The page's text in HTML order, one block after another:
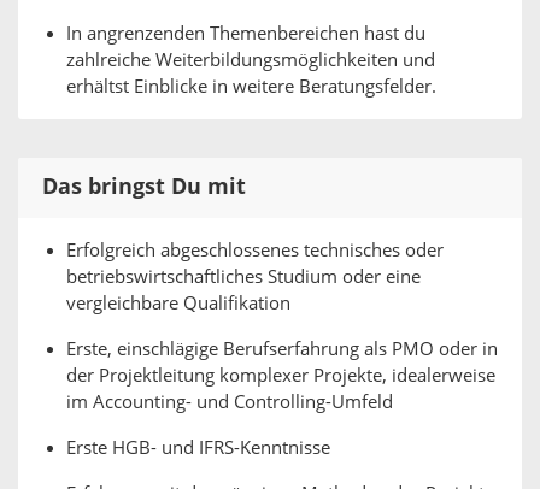
In angrenzenden Themenbereichen hast du
zahlreiche Weiterbildungsmöglichkeiten und
erhältst Einblicke in weitere Beratungsfelder.
Das bringst Du mit
Erfolgreich abgeschlossenes technisches oder
betriebswirtschaftliches Studium oder eine
vergleichbare Qualifikation
Erste, einschlägige Berufs­erfahrung als PMO oder in
der Projektleitung komplexer Projekte, idealerweise
im Accounting- und Controlling-Umfeld
Erste HGB- und IFRS-Kenntnisse